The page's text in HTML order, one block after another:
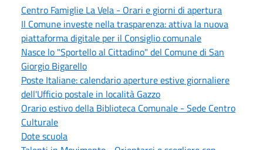
Centro Famiglie La Vela - Orari e giorni di apertura
Il Comune investe nella trasparenza: attiva la nuova
piattaforma digitale per il Consiglio comunale
Nasce lo "Sportello al Cittadino" del Comune di San
Giorgio Bigarello
Poste Italiane: calendario aperture estive giornaliere
dell'Ufficio postale in località Gazzo
Orario estivo della Biblioteca Comunale - Sede Centro
Culturale
Dote scuola